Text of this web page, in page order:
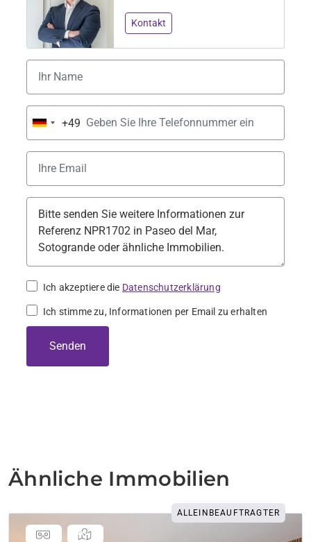
Kontakt
Germany
+49
Ich akzeptiere die Datenschutzerklärung
Ich stimme zu, Informationen per Email zu erhalten
Senden
Ähnliche Immobilien
ALLEINBEAUFTRAGTER